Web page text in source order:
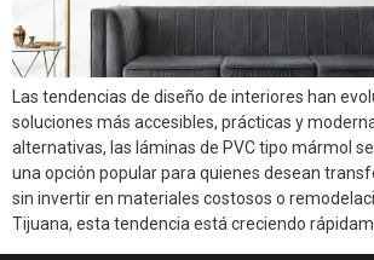
Las tendencias de diseño de interiores han
soluciones más accesibles, prácticas y
alternativas, las láminas de PVC tipo mármol
una opción popular para quienes desean
sin invertir en materiales costosos o
Tijuana, esta tendencia está creciendo